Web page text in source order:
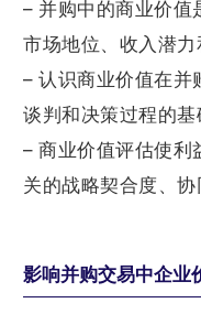
– 并购中的商业价值
市场地位、收入潜力
– 认识商业价值在并
谈判和决策过程的基
– 商业价值评估使利
关的战略契合度、协
影响并购交易中企业